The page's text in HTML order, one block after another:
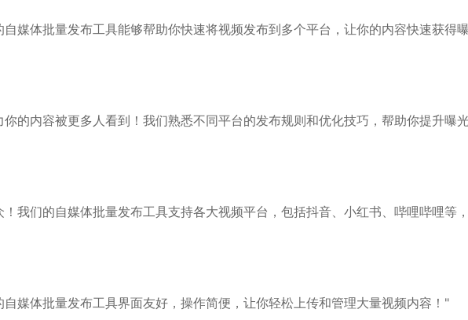
媒体批量发布工具能够帮助你快速将视频发布到多个平台，让你的内容快速获得
的内容被更多人看到！我们熟悉不同平台的发布规则和优化技巧，帮助你提升曝
我们的自媒体批量发布工具支持各大视频平台，包括抖音、小红书、哔哩哔哩等
媒体批量发布工具界面友好，操作简便，让你轻松上传和管理大量视频内容！"